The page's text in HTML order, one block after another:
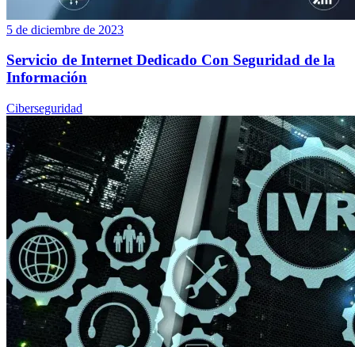
5 de diciembre de 2023
Servicio de Internet Dedicado Con Seguridad de la
Información
Ciberseguridad